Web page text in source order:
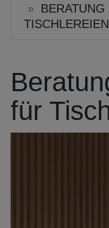
TISCHLEREIEN
für